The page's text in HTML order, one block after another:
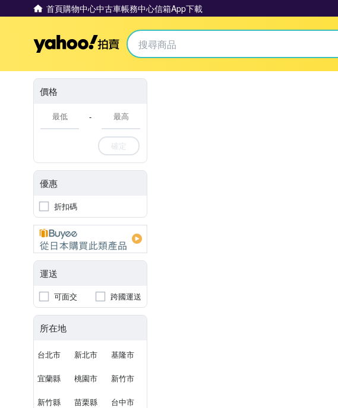
首頁購物中心中古車帳務中心信箱App下載
Yahoo拍賣
價格
-
確定
優惠
折扣碼
運送
可面交 跨國運送
所在地
台北市 新北市 基隆市
宜蘭縣 桃園市 新竹市
新竹縣 苗栗縣 台中市